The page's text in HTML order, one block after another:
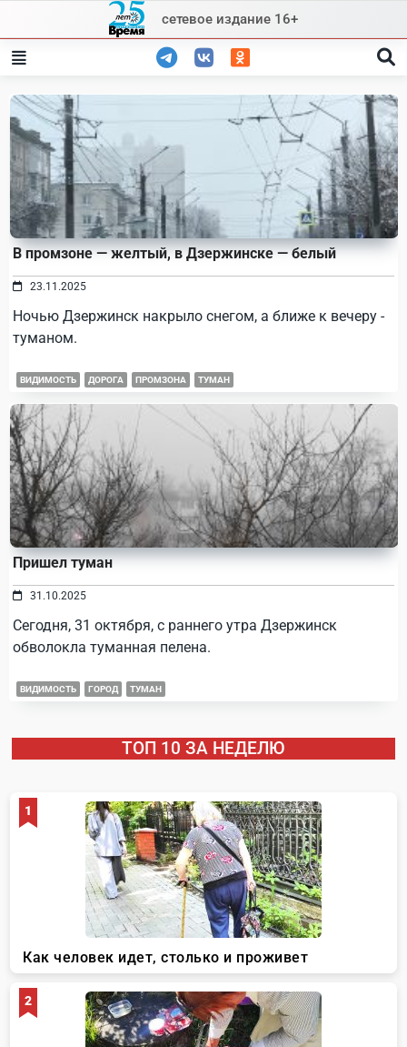
content
сетевое издание 16+
В промзоне — желтый, в Дзержинске — белый
23.11.2025
Ночью Дзержинск накрыло снегом, а ближе к вечеру -
туманом.
ВИДИМОСТЬ ДОРОГА ПРОМЗОНА ТУМАН
Пришел туман
31.10.2025
Сегодня, 31 октября, с раннего утра Дзержинск
обволокла туманная пелена.
ВИДИМОСТЬ ГОРОД ТУМАН
ТОП 10 ЗА НЕДЕЛЮ